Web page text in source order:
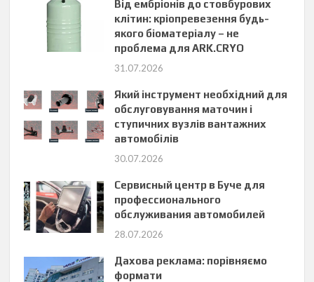
Від ембріонів до стовбурових
клітин: кріопревезення будь-
якого біоматеріалу – не
проблема для ARK.CRYO
31.07.2026
Який інструмент необхідний для
обслуговування маточин і
ступичних вузлів вантажних
автомобілів
30.07.2026
Сервисный центр в Буче для
профессионального
обслуживания автомобилей
28.07.2026
Дахова реклама: порівняємо
формати